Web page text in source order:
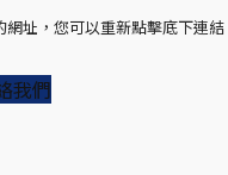
址，您可以重新點擊底下連結
我們